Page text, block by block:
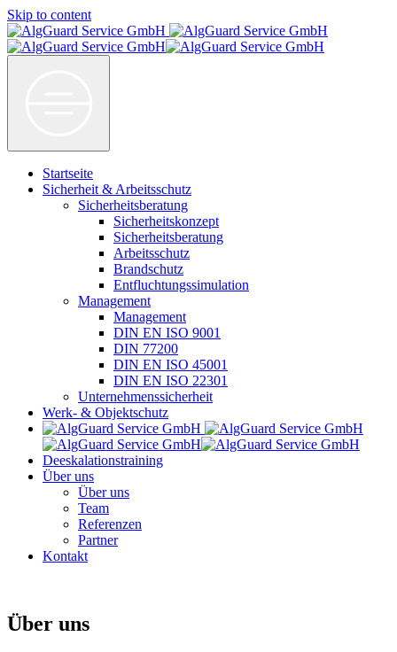
Skip to content
Startseite
Sicherheit & Arbeitsschutz
Sicherheitsberatung
Sicherheitskonzept
Sicherheitsberatung
Arbeitsschutz
Brandschutz
Entfluchtungssimulation
Management
Management
DIN EN ISO 9001
DIN 77200
DIN EN ISO 45001
DIN EN ISO 22301
Unternehmenssicherheit
Werk- & Objektschutz
Deeskalationstraining
Über uns
Über uns
Team
Referenzen
Partner
Kontakt
Über uns